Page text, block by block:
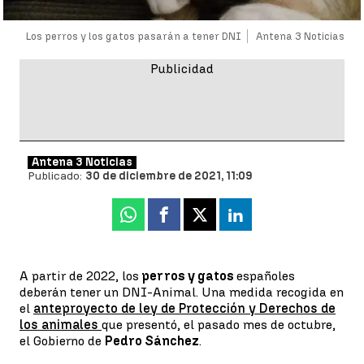
Los perros y los gatos pasarán a tener DNI Antena 3 Noticias
Antena 3 Noticias
Publicado: 30 de diciembre de 2021, 11:09
Whatsapp
Facebook
X Linkedin
A partir de 2022, los perros y gatos españoles
deberán tener un DNI-Animal. Una medida recogida en
el anteproyecto de ley de Protección y Derechos de
los animales que presentó, el pasado mes de octubre,
el Gobierno de Pedro Sánchez.